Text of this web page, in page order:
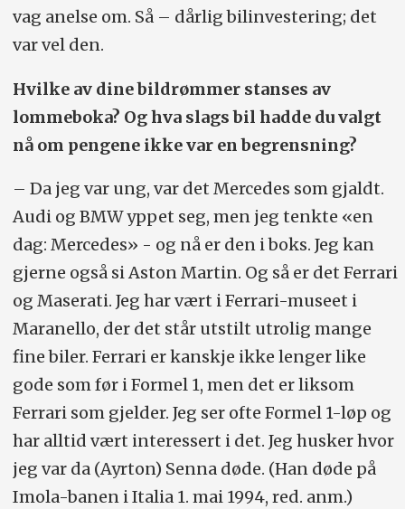
vag anelse om. Så – dårlig bilinvestering; det
var vel den.
Hvilke av dine bildrømmer stanses av
lommeboka? Og hva slags bil hadde du valgt
nå om pengene ikke var en begrensning?
– Da jeg var ung, var det Mercedes som gjaldt.
Audi og BMW yppet seg, men jeg tenkte «en
dag: Mercedes» - og nå er den i boks. Jeg kan
gjerne også si Aston Martin. Og så er det Ferrari
og Maserati. Jeg har vært i Ferrari-museet i
Maranello, der det står utstilt utrolig mange
fine biler. Ferrari er kanskje ikke lenger like
gode som før i Formel 1, men det er liksom
Ferrari som gjelder. Jeg ser ofte Formel 1-løp og
har alltid vært interessert i det. Jeg husker hvor
jeg var da (Ayrton) Senna døde. (Han døde på
Imola-banen i Italia 1. mai 1994, red. anm.)